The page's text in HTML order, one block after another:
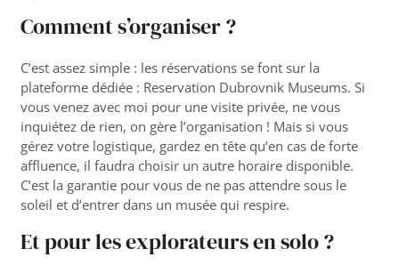
Comment s’organiser ?
C’est assez simple : les réservations se font sur la
plateforme dédiée : Reservation Dubrovnik Museums. Si
vous venez avec moi pour une visite privée, ne vous
inquiétez de rien, on gère l’organisation ! Mais si vous
gérez votre logistique, gardez en tête qu’en cas de forte
affluence, il faudra choisir un autre horaire disponible.
C’est la garantie pour vous de ne pas attendre sous le
soleil et d’entrer dans un musée qui respire.
Et pour les explorateurs en solo ?